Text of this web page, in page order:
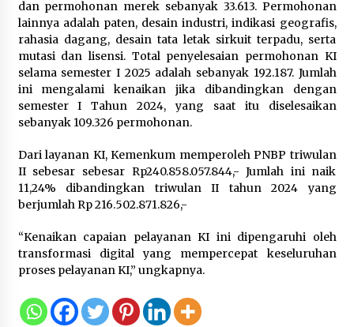
dan permohonan merek sebanyak 33.613. Permohonan
lainnya adalah paten, desain industri, indikasi geografis,
rahasia dagang, desain tata letak sirkuit terpadu, serta
mutasi dan lisensi. Total penyelesaian permohonan KI
selama semester I 2025 adalah sebanyak 192.187. Jumlah
ini mengalami kenaikan jika dibandingkan dengan
semester I Tahun 2024, yang saat itu diselesaikan
sebanyak 109.326 permohonan.
Dari layanan KI, Kemenkum memperoleh PNBP triwulan
II sebesar sebesar Rp240.858.057.844,- Jumlah ini naik
11,24% dibandingkan triwulan II tahun 2024 yang
berjumlah Rp 216.502.871.826,-
“Kenaikan capaian pelayanan KI ini dipengaruhi oleh
transformasi digital yang mempercepat keseluruhan
proses pelayanan KI,” ungkapnya.